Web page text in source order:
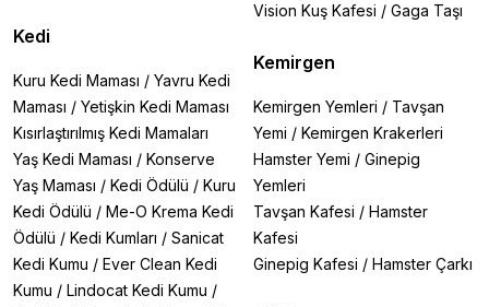
Kedi
Kuru Kedi Maması / Yavru Kedi
Maması / Yetişkin Kedi Maması
Kısırlaştırılmış Kedi Mamaları
Yaş Kedi Maması / Konserve
Yaş Maması / Kedi Ödülü / Kuru
Kedi Ödülü / Me-O Krema Kedi
Ödülü / Kedi Kumları / Sanicat
Kedi Kumu / Ever Clean Kedi
Kumu / Lindocat Kedi Kumu /
Vision Kuş Kafesi / Gaga Taşı
Kemirgen
Kemirgen Yemleri / Tavşan
Yemi / Kemirgen Krakerleri
Hamster Yemi / Ginepig
Yemleri
Tavşan Kafesi / Hamster
Kafesi
Ginepig Kafesi / Hamster Çarkı